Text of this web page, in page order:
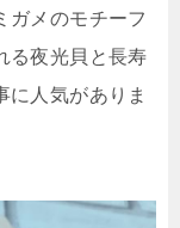
ガメのモチーフ
る夜光貝と長寿
に人気がありま